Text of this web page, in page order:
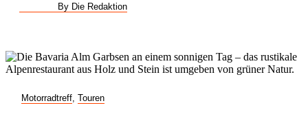
By Die Redaktion
Motorradtreff Touren